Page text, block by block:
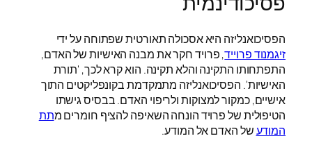
הפסיכואנליזה היא אסכולה תאורטית שפתוחה על ידי
זיגמנוד פרוייד, פרויד חקר את מבנה האישיות של האדם,
התפתחותו התקינה והלא תקינה. הוא קרא לכך, 'תורת
האישיות'. הפסיכואנליזה מתמקדמת בקונפליקטים התוך
אישיים, כמקור למצוקות ולריפוי האדם. בבסיס גישתו
הטיפולית של פרויד הונחה השאיפה להציף חומרים מתת
המודעשל האדם אל המודע.